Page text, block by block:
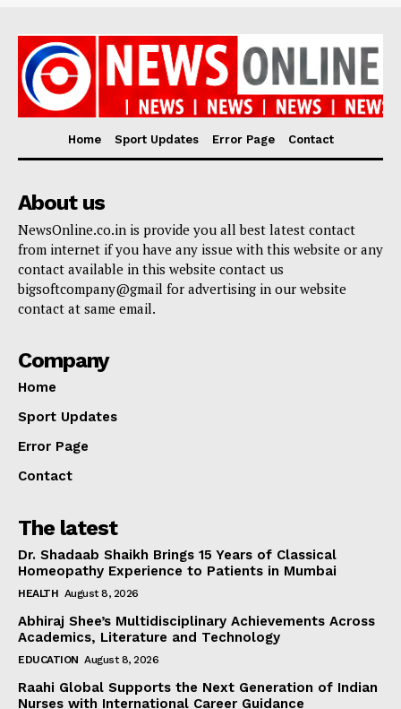
Home Sport Updates Error Page Contact
About us
NewsOnline.co.in is provide you all best latest contact
from internet if you have any issue with this website or any
contact available in this website contact us
bigsoftcompany@gmail for advertising in our website
contact at same email.
Company
Home
Sport Updates
Error Page
Contact
The latest
Dr. Shadaab Shaikh Brings 15 Years of Classical
Homeopathy Experience to Patients in Mumbai
HEALTH August 8, 2026
Abhiraj Shee’s Multidisciplinary Achievements Across
Academics, Literature and Technology
EDUCATION August 8, 2026
Raahi Global Supports the Next Generation of Indian
Nurses with International Career Guidance